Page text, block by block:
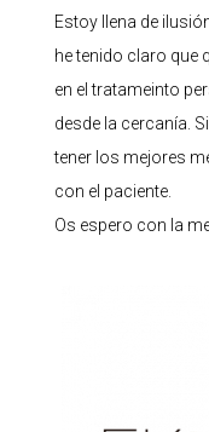
Estoy llena de
he tenido claro que
en el tratameinto
desde la cercanía.
tener los mejores
con el paciente.
Os espero con la